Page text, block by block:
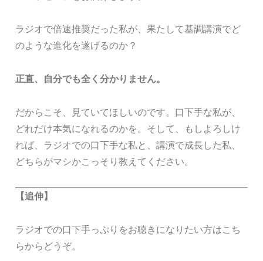
ラジオで倍速推奨だった私が、果たして基調講演でど
のような進化を遂げるのか？
正直、自分でも全く分かりません。
だからこそ、見ていてほしいのです。口下手な私が、
どれだけ本気になれるのかを。そして、もしよろしけ
れば、ラジオでの口下手な私と、講演で成長した私、
どちらがマシかこっそり教えてください。
【追伸】
ラジオでの口下手っぷりをお聴きになりたい方はこち
らからどうぞ。